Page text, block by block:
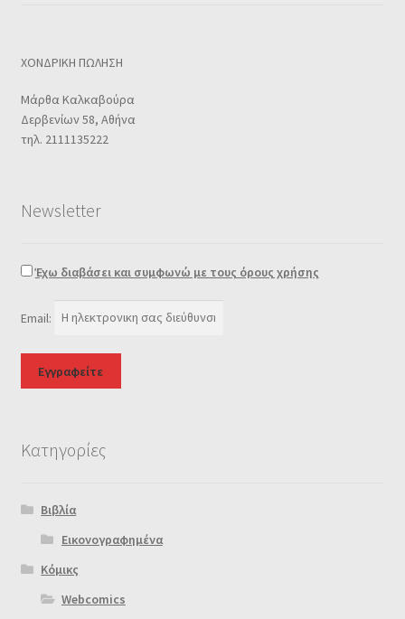
ΧΟΝΔΡΙΚΗ ΠΩΛΗΣΗ
Μάρθα Καλκαβούρα
Δερβενίων 58, Αθήνα
τηλ. 2111135222
Newsletter
Έχω διαβάσει και συμφωνώ με τους όρους χρήσης
Email:
Κατηγορίες
Βιβλία
Εικονογραφημένα
Κόμικς
Webcomics